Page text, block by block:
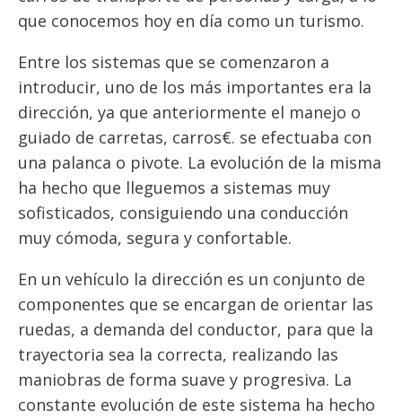
que conocemos hoy en día como un turismo.
Entre los sistemas que se comenzaron a
introducir, uno de los más importantes era la
dirección, ya que anteriormente el manejo o
guiado de carretas, carros€. se efectuaba con
una palanca o pivote. La evolución de la misma
ha hecho que lleguemos a sistemas muy
sofisticados, consiguiendo una conducción
muy cómoda, segura y confortable.
En un vehículo la dirección es un conjunto de
componentes que se encargan de orientar las
ruedas, a demanda del conductor, para que la
trayectoria sea la correcta, realizando las
maniobras de forma suave y progresiva. La
constante evolución de este sistema ha hecho